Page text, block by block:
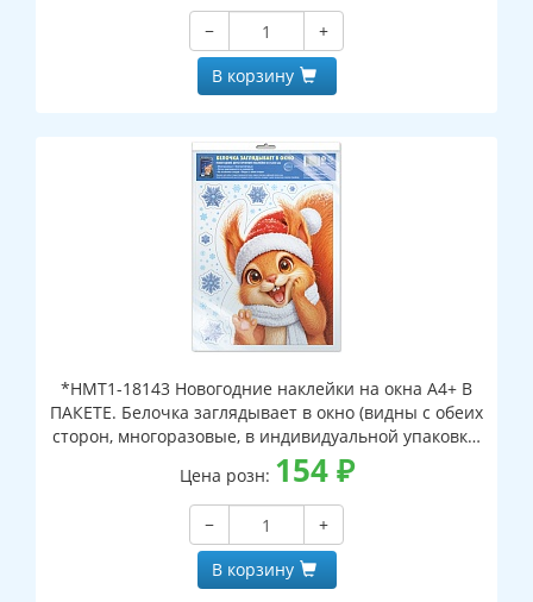
−
+
В корзину
*НМТ1-18143 Новогодние наклейки на окна А4+ В
ПАКЕТЕ. Белочка заглядывает в окно (видны с обеих
сторон, многоразовые, в индивидуальной упаковке,
с европодвесом и клеевым клапаном)
Цена розн: 154₽
−
+
В корзину